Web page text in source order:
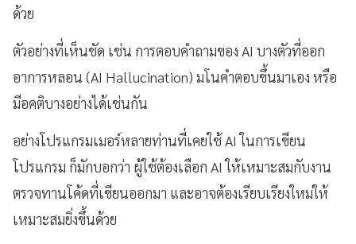
ด้วย
ตัวอย่างที่เห็นชัด เช่น การตอบคำถามของ AI บางตัวที่ออก
อาการหลอน (AI Hallucination) มโนคำตอบขึ้นมาเอง หรือ
มีอคติบางอย่างได้เช่นกัน
อย่างโปรแกรมเมอร์หลายท่านที่เคยใช้ AI ในการเขียน
โปรแกรม ก็มักบอกว่า ผู้ใช้ต้องเลือก AI ให้เหมาะสมกับงาน
ตรวจทานโค้ดที่เขียนออกมา และอาจต้องเรียบเรียงใหม่ให้
เหมาะสมยิ่งขึ้นด้วย